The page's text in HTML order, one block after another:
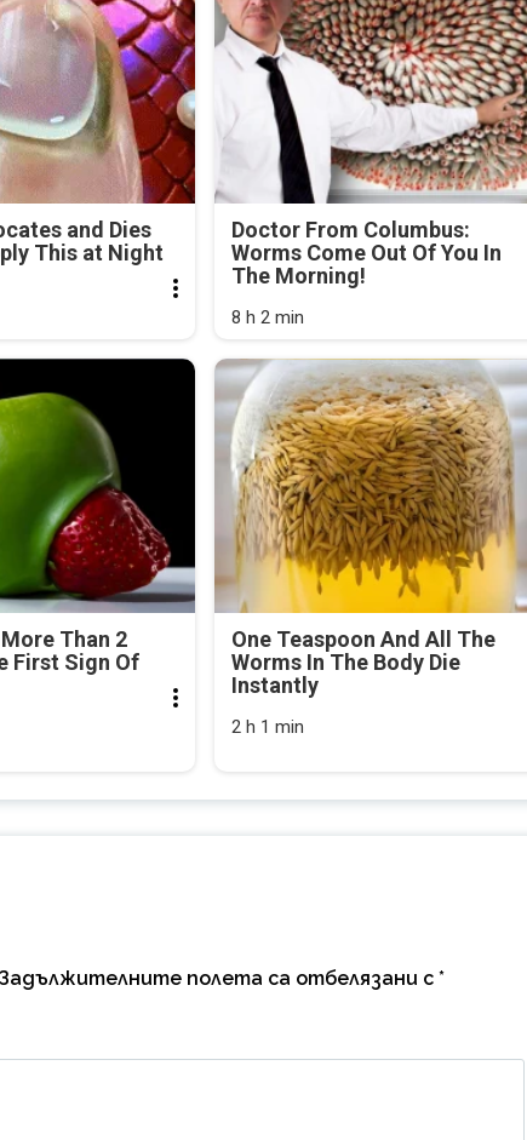
and Dies
This at Night
Doctor From Columbus:
Worms Come Out Of You In
The Morning!
8 h 2 min
Than 2
First Sign Of
One Teaspoon And All The
Worms In The Body Die
Instantly
2 h 1 min
Задължителните полета са отбелязани с *